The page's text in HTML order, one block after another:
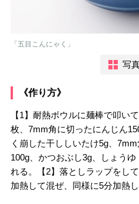
「五目こんにゃく」
写
《作り方》
【1】耐熱ボウルに麺棒で叩い
枚、7mm角に切ったにんじん
く崩した干ししいたけ5g、
100g、かつおぶし3g、しょう
れる。【2】落としラップをし
加熱して混ぜ、同様に5分加熱し